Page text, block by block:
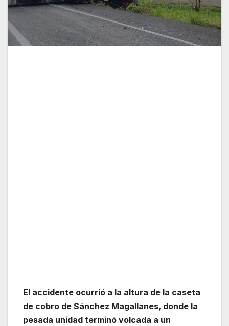
El accidente ocurrió a la altura de la caseta
de cobro de Sánchez Magallanes, donde la
pesada unidad terminó volcada a un